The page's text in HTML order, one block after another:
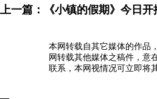
上一篇： 《小镇的假期》今日
本网转载自其它媒体的作品
网转载其他媒体之稿件，意
联系，本网视情况可立即将